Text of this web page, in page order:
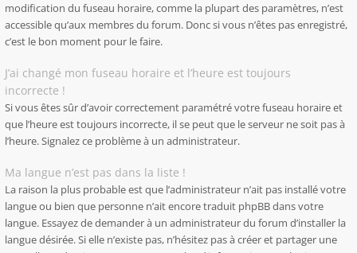
modification du fuseau horaire, comme la plupart des paramètres, n’est
accessible qu’aux membres du forum. Donc si vous n’êtes pas enregistré,
c’est le bon moment pour le faire.
J’ai changé mon fuseau horaire et l’heure est toujours
incorrecte !
Si vous êtes sûr d’avoir correctement paramétré votre fuseau horaire et
que l’heure est toujours incorrecte, il se peut que le serveur ne soit pas à
l’heure. Signalez ce problème à un administrateur.
Ma langue n’est pas dans la liste !
La raison la plus probable est que l’administrateur n’ait pas installé votre
langue ou bien que personne n’ait encore traduit phpBB dans votre
langue. Essayez de demander à un administrateur du forum d’installer la
langue désirée. Si elle n’existe pas, n’hésitez pas à créer et partager une